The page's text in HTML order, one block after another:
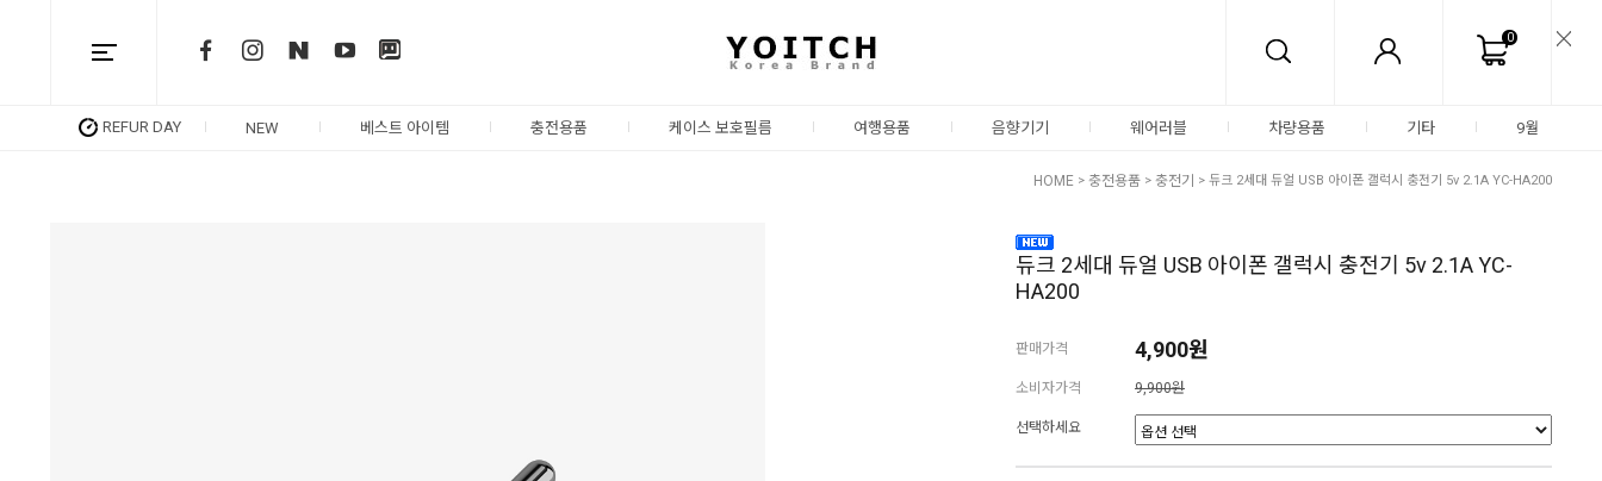
0
REFUR DAY NEW 베스트 아이템 충전용품 케이스 보호필름 여행용품 음향기기 웨어러블 차량용품 기타 9월
HOME > 충전용품 > 충전기 > 듀크 2세대 듀얼 USB 아이폰 갤럭시 충전기 5v 2.1A YC-HA200
듀크 2세대 듀얼 USB 아이폰 갤럭시 충전기 5v 2.1A YC-
HA200
판매가격 4,900원
소비자가격 9,900원
선택하세요